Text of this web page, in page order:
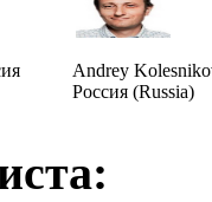
Andrey
Россия (Russia)